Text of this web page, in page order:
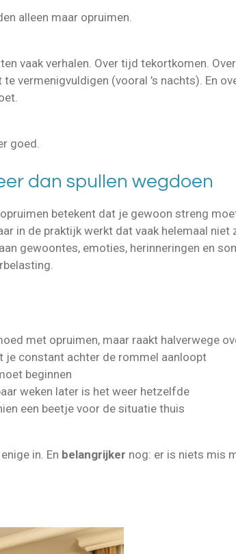
alleen maar opruimen.
vaak verhalen. Over tijd tekortkomen.
vermenigvuldigen (vooral ’s nachts). En
goed.
dan spullen wegdoen
betekent dat je gewoon streng
in de praktijk werkt dat vaak helemaal niet
gewoontes, emoties, herinneringen en
met opruimen, maar raakt halverwege
je constant achter de rommel aanloopt
beginnen
weken later is het weer hetzelfde
een beetje voor de situatie thuis
in. En belangrijker nog: er is niets mis